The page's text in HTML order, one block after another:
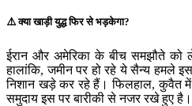
⚠️ क्या खाड़ी युद्ध फिर से भड़केगा?
ईरान और अमेरिका के बीच समझौते को
हालांकि, जमीन पर हो रहे ये सैन्य हमले
निशान खड़े कर रहे हैं। फिलहाल, कुवैत में
समुदाय इस पर बारीकी से नजर रखे हुए है।